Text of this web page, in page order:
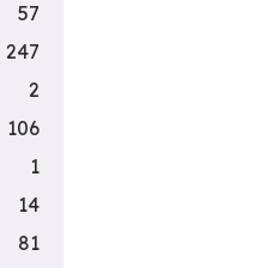
57
247
2
106
1
14
81